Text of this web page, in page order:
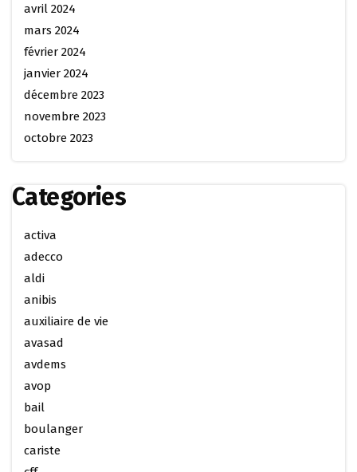
avril 2024
mars 2024
février 2024
janvier 2024
décembre 2023
novembre 2023
octobre 2023
Categories
activa
adecco
aldi
anibis
auxiliaire de vie
avasad
avdems
avop
bail
boulanger
cariste